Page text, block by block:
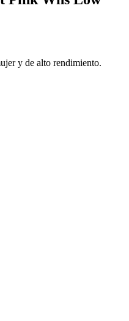
y de alto rendimiento.